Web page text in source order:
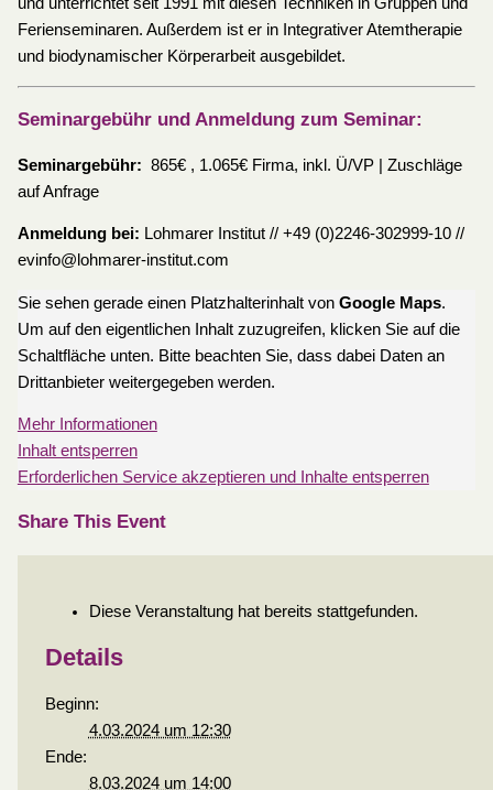
Ferienseminaren. Außerdem ist er in Integrativer Atemtherapie
und biodynamischer Körperarbeit ausgebildet.
Seminargebühr und Anmeldung zum Seminar:
Seminargebühr: 865€ , 1.065€ Firma, inkl. Ü/VP | Zuschläge
auf Anfrage
Anmeldung bei: Lohmarer Institut // +49 (0)2246-302999-10 //
evinfo@lohmarer-institut.com
Sie sehen gerade einen Platzhalterinhalt von Google Maps.
Um auf den eigentlichen Inhalt zuzugreifen, klicken Sie auf die
Schaltfläche unten. Bitte beachten Sie, dass dabei Daten an
Drittanbieter weitergegeben werden.
Mehr Informationen
Inhalt entsperren
Erforderlichen Service akzeptieren und Inhalte entsperren
Share This Event
Diese Veranstaltung hat bereits stattgefunden.
Details
Beginn:
4.03.2024 um 12:30
Ende:
8.03.2024 um 14:00